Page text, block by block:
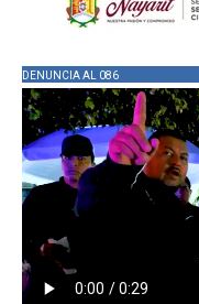
DENUNCIA AL 086